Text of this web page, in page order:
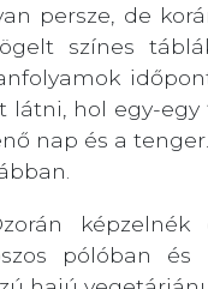
persze, de
színes
látni, hol egy-
nap és a
képzelnék
pólóban és